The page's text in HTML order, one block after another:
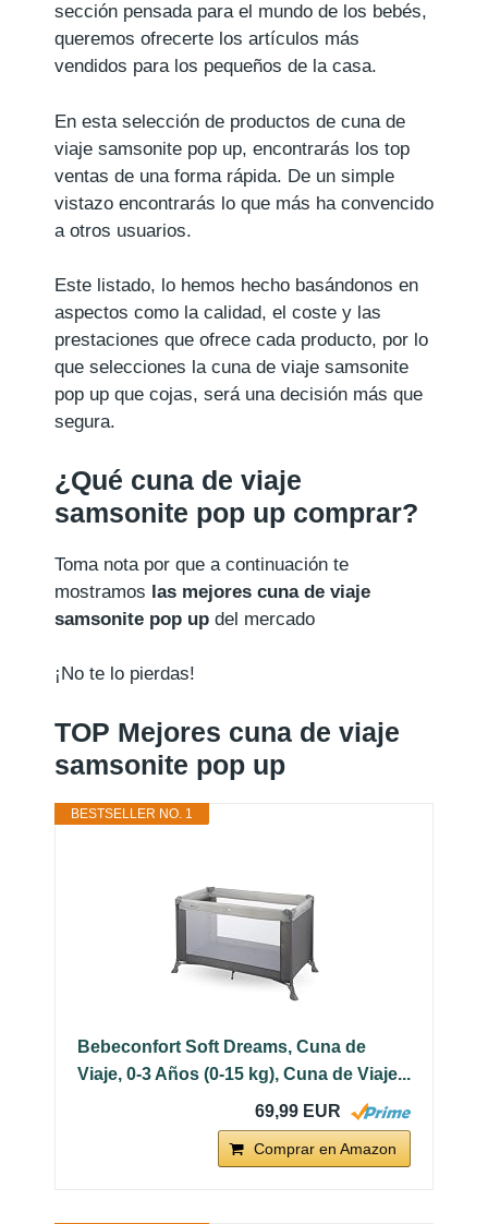
sección pensada para el mundo de los bebés,
queremos ofrecerte los artículos más
vendidos para los pequeños de la casa.
En esta selección de productos de cuna de
viaje samsonite pop up, encontrarás los top
ventas de una forma rápida. De un simple
vistazo encontrarás lo que más ha convencido
a otros usuarios.
Este listado, lo hemos hecho basándonos en
aspectos como la calidad, el coste y las
prestaciones que ofrece cada producto, por lo
que selecciones la cuna de viaje samsonite
pop up que cojas, será una decisión más que
segura.
¿Qué cuna de viaje
samsonite pop up comprar?
Toma nota por que a continuación te
mostramos las mejores cuna de viaje
samsonite pop up del mercado
¡No te lo pierdas!
TOP Mejores cuna de viaje
samsonite pop up
BESTSELLER NO. 1
Bebeconfort Soft Dreams, Cuna de
Viaje, 0-3 Años (0-15 kg), Cuna de Viaje...
69,99 EUR
Comprar en Amazon